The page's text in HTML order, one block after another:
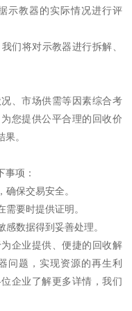
示教器的实际情况进行评
们将对示教器进行拆解、
、市场供需等因素综合考
您提供公平合理的回收价
。
项：
保交易安全。
要时提供证明。
数据得到妥善处理。
企业提供、便捷的回收解
问题，实现资源的再生利
企业了解更多详情，我们